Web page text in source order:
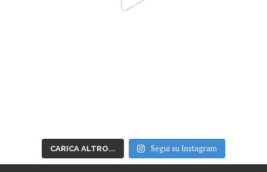
CARICA ALTRO... Segui su Instagram